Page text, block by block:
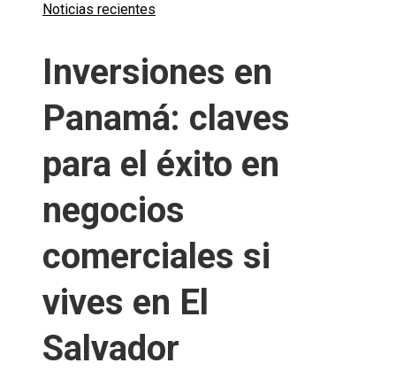
Noticias recientes
Inversiones en
Panamá: claves
para el éxito en
negocios
comerciales si
vives en El
Salvador